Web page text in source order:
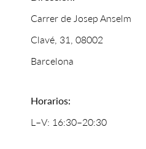
Carrer de Josep Anselm
Clavé, 31, 08002
Barcelona
Horarios:
L–V: 16:30–20:30